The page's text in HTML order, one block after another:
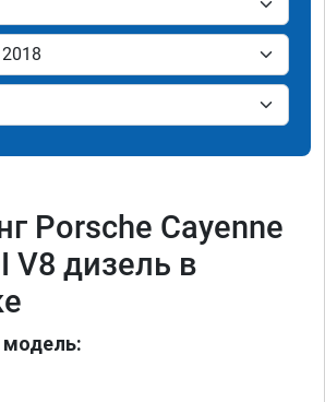
Porsche Cayenne
V8 дизель в